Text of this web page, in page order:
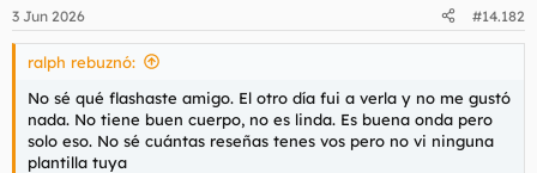
e
s
3 Jun 2026 #14.182
ralph rebuznó:
No sé qué flashaste amigo. El otro día fui a verla y no me gustó
nada. No tiene buen cuerpo, no es linda. Es buena onda pero
solo eso. No sé cuántas reseñas tenes vos pero no vi ninguna
plantilla tuya